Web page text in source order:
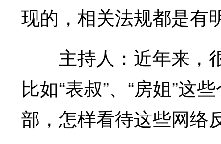
现的，相关法规都是有
主持人：近年来，
比如“表叔”、“房姐”这
部，怎样看待这些网络